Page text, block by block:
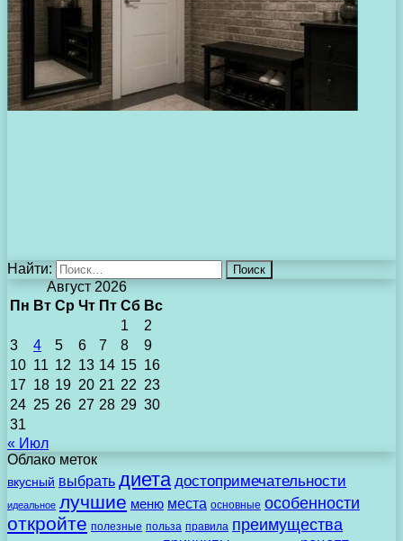
Найти:
Август 2026
Пн Вт Ср Чт Пт Сб Вс
1
2
3
4 5 6 7 8
9
10 11 12 13 14 15 16
17 18 19 20 21 22 23
24 25 26 27 28 29 30
31
« Июл
Облако меток
вкусный выбрать диета достопримечательности
идеальное лучшие меню места основные особенности
откройте полезные польза правила преимущества